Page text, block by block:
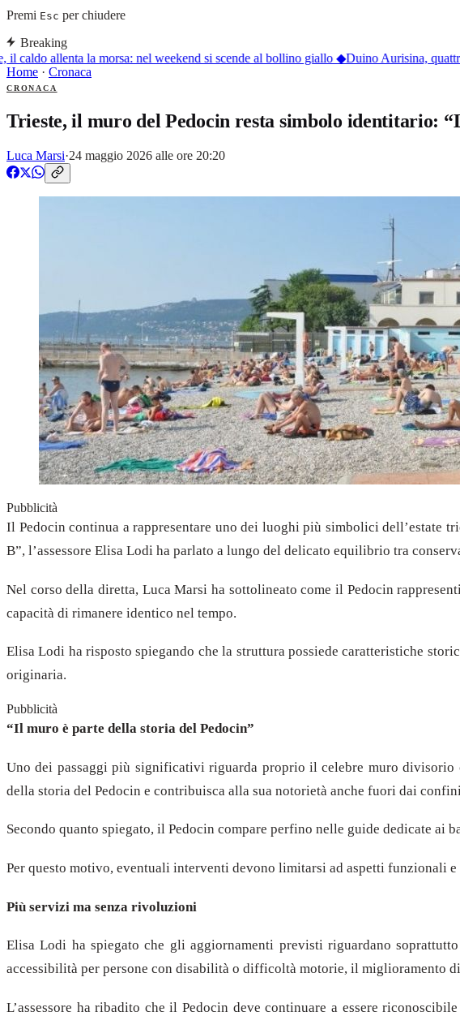
Premi Esc per chiudere
Breaking
caldo allenta la morsa: nel weekend si scende al bollino giallo◆ Duino Aurisina, quattro
Home · Cronaca
CRONACA
Trieste, il muro del Pedocin resta simbolo identitario:
Luca Marsi·24 maggio 2026 alle ore 20:20
Pubblicità
Il Pedocin continua a rappresentare uno dei luoghi più simbolici dell’estate
B”, l’assessore Elisa Lodi ha parlato a lungo del delicato equilibrio tra
Nel corso della diretta, Luca Marsi ha sottolineato come il Pedocin
capacità di rimanere identico nel tempo.
Elisa Lodi ha risposto spiegando che la struttura possiede caratteristiche
originaria.
Pubblicità
“Il muro è parte della storia del Pedocin”
Uno dei passaggi più significativi riguarda proprio il celebre muro divisorio
della storia del Pedocin e contribuisca alla sua notorietà anche fuori dai
Secondo quanto spiegato, il Pedocin compare perfino nelle guide dedicate
Per questo motivo, eventuali interventi devono limitarsi ad aspetti funzionali
Più servizi ma senza rivoluzioni
Elisa Lodi ha spiegato che gli aggiornamenti previsti riguardano
accessibilità per persone con disabilità o difficoltà motorie, il miglioramento
L’assessore ha ribadito che il Pedocin deve continuare a essere